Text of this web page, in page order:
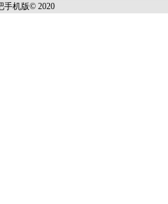
手机版© 2020